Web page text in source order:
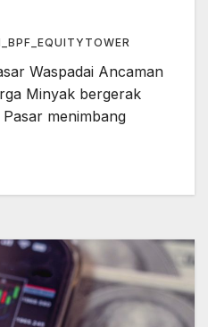
Waspadai Ancaman
Minyak bergerak
menimbang